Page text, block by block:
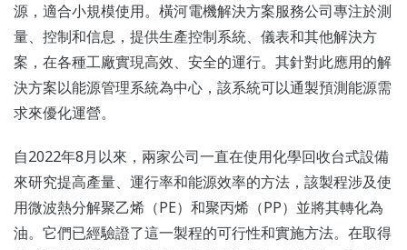
源，適合小規模使用。橫河電機解決方案服務公司專注於測
量、控制和信息，提供生產控制系統、儀表和其他解決方
案，在各種工廠實現高效、安全的運行。其針對此應用的解
決方案以能源管理系統為中心，該系統可以通製預測能源需
求來優化運營。
自2022年8月以來，兩家公司一直在使用化學回收台式設備
來研究提高產量、運行率和能源效率的方法，該製程涉及使
用微波熱分解聚乙烯（PE）和聚丙烯（PP）並將其轉化為
油。它們已經驗證了這一製程的可行性和實施方法。在取得